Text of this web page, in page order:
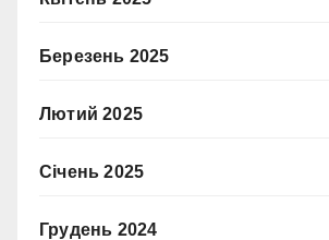
Березень 2025
Лютий 2025
Січень 2025
Грудень 2024